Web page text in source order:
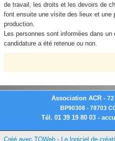
de travail, les droits et les devoirs de
font ensuite une visite des lieux et une
production.
Les personnes sont informées dans un
candidature a été retenue ou non.
Association ACR -
BP90308 - 78703
Tél. 01 39 19 80 03 -
Créé avec TOWeb - Le logiciel de